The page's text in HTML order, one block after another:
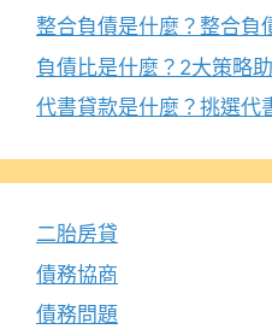
整合負債是什麼？整合負
負債比是什麼？2大策略
代書貸款是什麼？挑選代
二胎房貸
債務協商
債務問題